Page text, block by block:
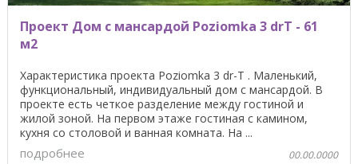
Проект Дом с мансардой Poziomka 3 drT - 61
м2
Характеристика проекта Poziomka 3 dr-T . Маленький,
функциональный, индивидуальный дом с мансардой. В
проекте есть четкое разделение между гостиной ​​и
жилой зоной. На первом этаже гостиная с камином,
кухня со столовой и ванная комната. На ...
подробнее 00.00.0000